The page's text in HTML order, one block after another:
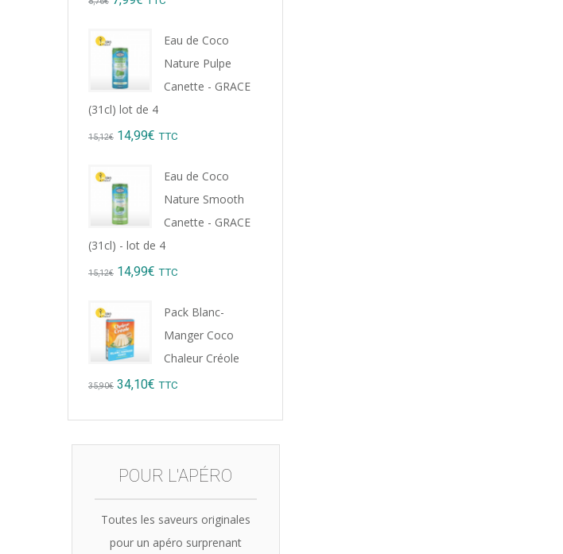
was:
8,76€.
Eau de Coco
Nature Pulpe
Canette - GRACE
(31cl) lot de 4
15,12€ Original
was:
15,12€.
14,99€ Current
TTC
Eau de Coco
Nature Smooth
Canette - GRACE
(31cl) - lot de 4
15,12€ Original
was:
15,12€.
14,99€ Current
TTC
Pack Blanc-
Manger Coco
Chaleur Créole
35,90€ Original
34,10€ Current
TTC
POUR L'APÉRO
Toutes les saveurs originales
pour un apéro surprenant